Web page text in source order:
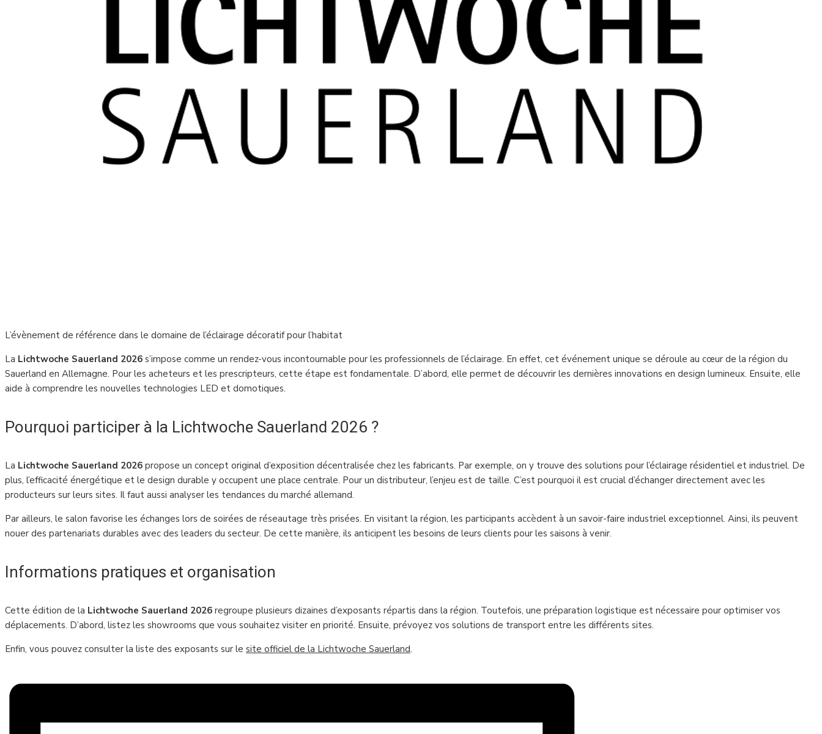
Faire Savoir Faire
Univers Made in France
L’évènement de référence dans le domaine de l’éclairage décoratif pour l’habitat
La Lichtwoche Sauerland 2026 s’impose comme un rendez-vous incontournable pour les professionnels de l’éclairage. En effet, cet événement unique se déroule au cœur de la région du
Sauerland en Allemagne. Pour les acheteurs et les prescripteurs, cette étape est fondamentale. D’abord, elle permet de découvrir les dernières innovations en design lumineux. Ensuite, elle
aide à comprendre les nouvelles technologies LED et domotiques.
Pourquoi participer à la Lichtwoche Sauerland 2026 ?
La Lichtwoche Sauerland 2026 propose un concept original d’exposition décentralisée chez les fabricants. Par exemple, on y trouve des solutions pour l’éclairage résidentiel et industriel. De
plus, l’efficacité énergétique et le design durable y occupent une place centrale. Pour un distributeur, l’enjeu est de taille. C’est pourquoi il est crucial d’échanger directement avec les
producteurs sur leurs sites. Il faut aussi analyser les tendances du marché allemand.
Par ailleurs, le salon favorise les échanges lors de soirées de réseautage très prisées. En visitant la région, les participants accèdent à un savoir-faire industriel exceptionnel. Ainsi, ils peuvent
nouer des partenariats durables avec des leaders du secteur. De cette manière, ils anticipent les besoins de leurs clients pour les saisons à venir.
Informations pratiques et organisation
Cette édition de la Lichtwoche Sauerland 2026 regroupe plusieurs dizaines d’exposants répartis dans la région. Toutefois, une préparation logistique est nécessaire pour optimiser vos
déplacements. D’abord, listez les showrooms que vous souhaitez visiter en priorité. Ensuite, prévoyez vos solutions de transport entre les différents sites.
Enfin, vous pouvez consulter la liste des exposants sur le site officiel de la Lichtwoche Sauerland.